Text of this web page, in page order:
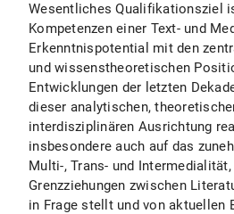
Wesentliches Qualifikationsziel
Kompetenzen einer Text- und
Erkenntnispotential mit den
und wissenstheoretischen
Entwicklungen der letzten
dieser analytischen,
interdisziplinären Ausrichtung
insbesondere auch auf das
Multi-, Trans- und
Grenzziehungen zwischen
in Frage stellt und von aktuellen